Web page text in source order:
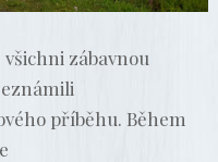
zábavnou
příběhu. Během